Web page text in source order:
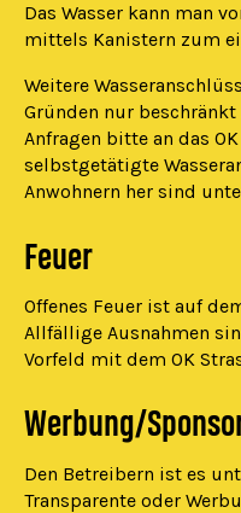
Das Wasser kann man
mittels Kanistern zum
Weitere
Gründen nur
Anfragen bitte an das
selbstgetätigte
Anwohnern her sind
Feuer
Offenes Feuer ist auf
Allfällige Ausnahmen
Vorfeld mit dem OK
Werbung/
Den Betreibern ist es
Transparente oder